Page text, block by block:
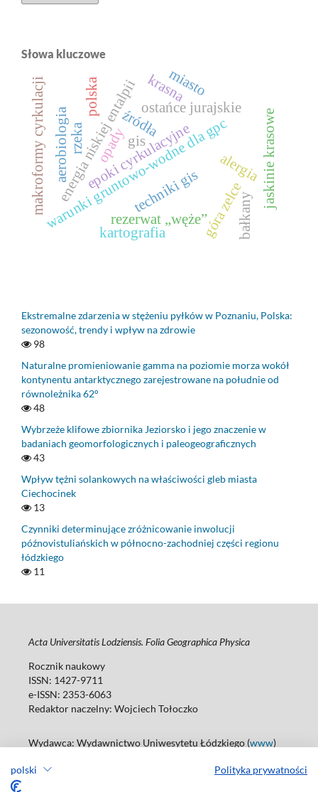
polski Polityka prywatności
Słowa kluczowe
warunki gruntowo-wodne dla gpc
energia niskiej entalpii
makroformy cyrkulacji epoki cyrkulacyjne
techniki gis
źródła
rzeka
góra zelce
rezerwat „węże”
ostańce jurajskie
jaskinie krasowe
aerobiologia alergia
bałkany
polska
opady
kartografia
krasna
miasto
gis
Ekstremalne zdarzenia w stężeniu pyłków w Poznaniu, Polska:
sezonowość, trendy i wpływ na zdrowie
98
Naturalne promieniowanie gamma na poziomie morza wokół
kontynentu antarktycznego zarejestrowane na południe od
równoleżnika 62°
48
Wybrzeże klifowe zbiornika Jeziorsko i jego znaczenie w
badaniach geomorfologicznych i paleogeograficznych
43
Wpływ tężni solankowych na właściwości gleb miasta
Ciechocinek
13
Czynniki determinujące zróżnicowanie inwolucji
późnovistuliańskich w północno-zachodniej części regionu
łódzkiego
11
Acta Universitatis Lodziensis. Folia Geographica Physica
Rocznik naukowy
ISSN: 1427-9711
e-ISSN: 2353-6063
Redaktor naczelny: Wojciech Tołoczko
Wydawca: Wydawnictwo Uniwesytetu Łódzkiego (www)
Tel.: 42 235 01 65, fax: 42 66 55 86